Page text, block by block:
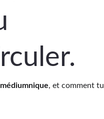
, et comment tu